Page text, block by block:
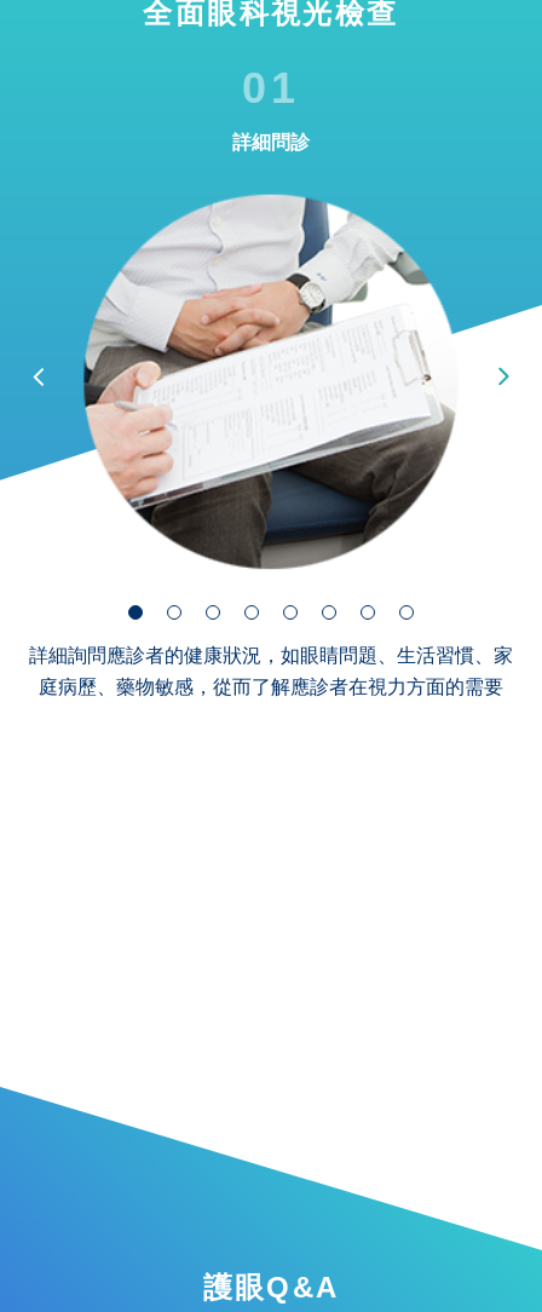
全面眼科視光檢查
01
詳細問診
詳細詢問應診者的健康狀況，如眼睛問題、生活習慣、家
庭病歷、藥物敏感，從而了解應診者在視力方面的需要
護眼Q&A